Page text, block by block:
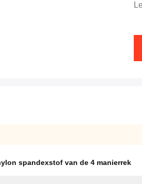
spandexstof van de 4 manierrek